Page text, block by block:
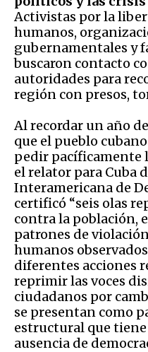
Activistas por la
humanos,
gubernamentales y
buscaron contacto
autoridades para
región con presos,
Al recordar un año
que el pueblo
pedir pacíficamente
el relator para Cuba
Interamericana de
certificó “seis olas
contra la población,
patrones de
humanos
diferentes acciones
reprimir las voces
ciudadanos por
se presentan como
estructural que
ausencia de